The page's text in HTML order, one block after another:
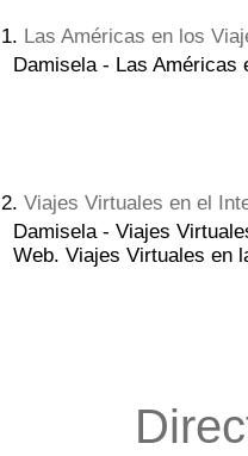
1. Las Américas en los
Damisela - Las Américas
2. Viajes Virtuales en el
Damisela - Viajes
Web. Viajes Virtuales en